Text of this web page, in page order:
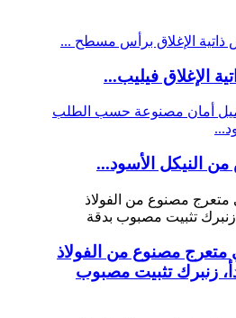
الإغلاق فيليب...
النيكل الأسود...
مصنوع من الفولاذ
زنبرك تثبيت مصبوب